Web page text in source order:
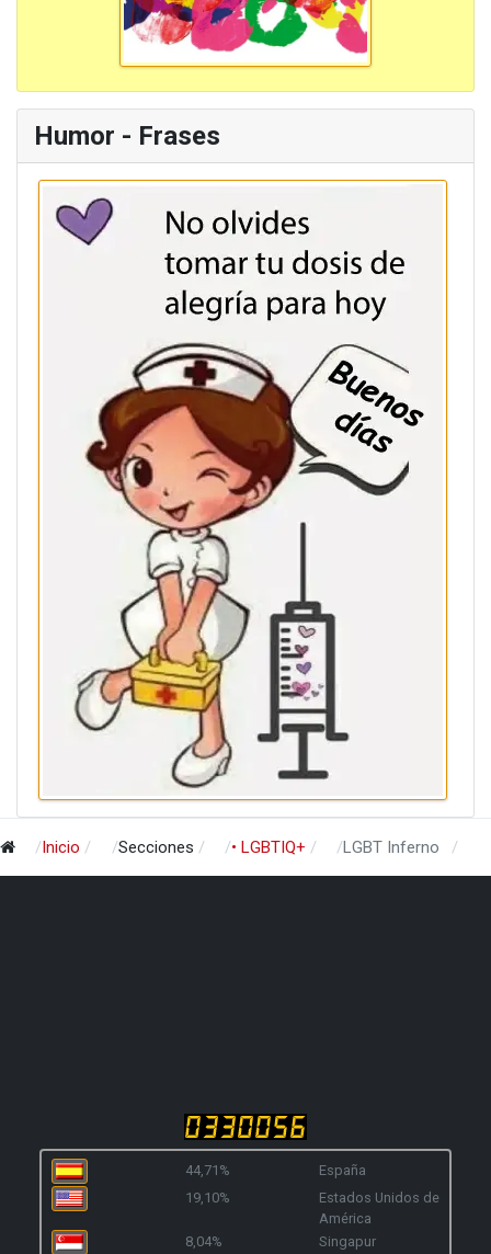
Humor - Frases
Inicio Secciones • LGBTIQ+ LGBT Inferno
44,71%
España
19,10%
Estados Unidos de
América
8,04%
Singapur